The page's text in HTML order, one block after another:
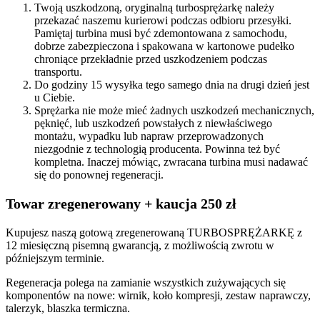
Twoją uszkodzoną, oryginalną turbosprężarkę należy
przekazać naszemu kurierowi podczas odbioru przesyłki.
Pamiętaj turbina musi być zdemontowana z samochodu,
dobrze zabezpieczona i spakowana w kartonowe pudełko
chroniące przekładnie przed uszkodzeniem podczas
transportu.
Do godziny 15 wysyłka tego samego dnia na drugi dzień jest
u Ciebie.
Sprężarka nie może mieć żadnych uszkodzeń mechanicznych,
pęknięć, lub uszkodzeń powstałych z niewłaściwego
montażu, wypadku lub napraw przeprowadzonych
niezgodnie z technologią producenta. Powinna też być
kompletna. Inaczej mówiąc, zwracana turbina musi nadawać
się do ponownej regeneracji.
Towar zregenerowany + kaucja 250 zł
Kupujesz naszą gotową zregenerowaną TURBOSPRĘŻARKĘ z
12 miesięczną pisemną gwarancją, z możliwością zwrotu w
późniejszym terminie.
Regeneracja polega na zamianie wszystkich zużywających się
komponentów na nowe: wirnik, koło kompresji, zestaw naprawczy,
talerzyk, blaszka termiczna.